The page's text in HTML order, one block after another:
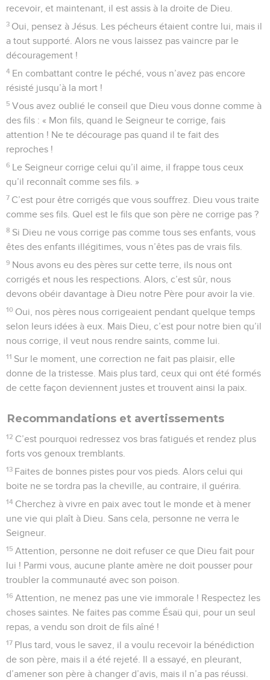
recevoir, et maintenant, il est assis à la droite de Dieu.
3 Oui, pensez à Jésus. Les pécheurs étaient contre lui, mais il
a tout supporté. Alors ne vous laissez pas vaincre par le
découragement !
4 En combattant contre le péché, vous n’avez pas encore
résisté jusqu’à la mort !
5 Vous avez oublié le conseil que Dieu vous donne comme à
des fils : « Mon fils, quand le Seigneur te corrige, fais
attention ! Ne te décourage pas quand il te fait des
reproches !
6 Le Seigneur corrige celui qu’il aime, il frappe tous ceux
qu’il reconnaît comme ses fils. »
7 C’est pour être corrigés que vous souffrez. Dieu vous traite
comme ses fils. Quel est le fils que son père ne corrige pas ?
8 Si Dieu ne vous corrige pas comme tous ses enfants, vous
êtes des enfants illégitimes, vous n’êtes pas de vrais fils.
9 Nous avons eu des pères sur cette terre, ils nous ont
corrigés et nous les respections. Alors, c’est sûr, nous
devons obéir davantage à Dieu notre Père pour avoir la vie.
10 Oui, nos pères nous corrigeaient pendant quelque temps
selon leurs idées à eux. Mais Dieu, c’est pour notre bien qu’il
nous corrige, il veut nous rendre saints, comme lui.
11 Sur le moment, une correction ne fait pas plaisir, elle
donne de la tristesse. Mais plus tard, ceux qui ont été formés
de cette façon deviennent justes et trouvent ainsi la paix.
Recommandations et avertissements
12 C’est pourquoi redressez vos bras fatigués et rendez plus
forts vos genoux tremblants.
13 Faites de bonnes pistes pour vos pieds. Alors celui qui
boite ne se tordra pas la cheville, au contraire, il guérira.
14 Cherchez à vivre en paix avec tout le monde et à mener
une vie qui plaît à Dieu. Sans cela, personne ne verra le
Seigneur.
15 Attention, personne ne doit refuser ce que Dieu fait pour
lui ! Parmi vous, aucune plante amère ne doit pousser pour
troubler la communauté avec son poison.
16 Attention, ne menez pas une vie immorale ! Respectez les
choses saintes. Ne faites pas comme Ésaü qui, pour un seul
repas, a vendu son droit de fils aîné !
17 Plus tard, vous le savez, il a voulu recevoir la bénédiction
de son père, mais il a été rejeté. Il a essayé, en pleurant,
d’amener son père à changer d’avis, mais il n’a pas réussi.